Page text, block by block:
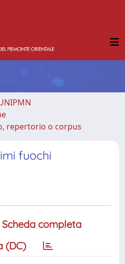
repertorio o corpus
fuochi
Scheda completa
(DC)